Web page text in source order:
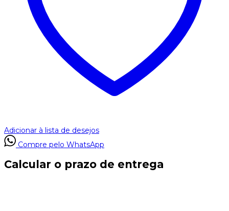
Adicionar à lista de desejos
Compre pelo WhatsApp
Calcular o prazo de entrega